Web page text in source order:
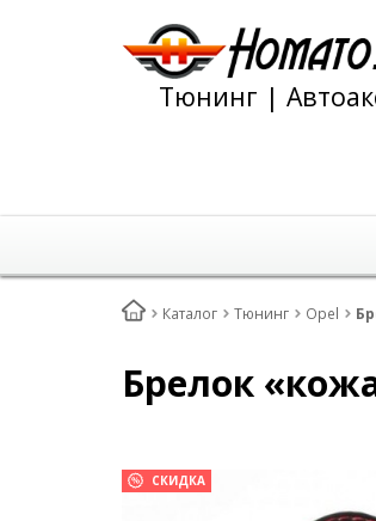
Тюнинг |
Каталог Тюнинг Opel
Брелок
СКИДКА